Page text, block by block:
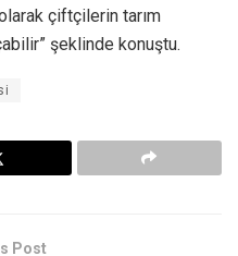
çiftçilerin tarım
şeklinde konuştu.
Post